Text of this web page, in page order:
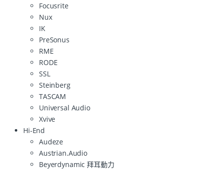
Focusrite
Nux
IK
PreSonus
RME
RODE
SSL
Steinberg
TASCAM
Universal Audio
Xvive
Hi-End
Audeze
Austrian.Audio
Beyerdynamic 拜耳動力